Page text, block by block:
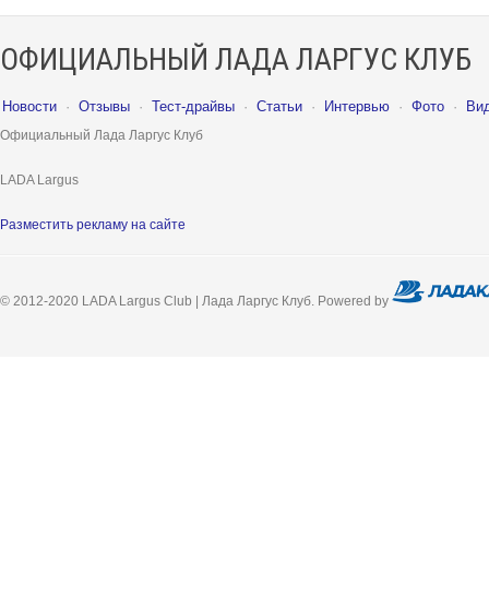
ОФИЦИАЛЬНЫЙ ЛАДА ЛАРГУС КЛУБ
Новости · Отзывы · Тест-драйвы · Статьи · Интервью · Фото ·
Официальный Лада Ларгус Клуб
LADA Largus
Разместить рекламу на сайте
© 2012-2020 LADA Largus Club | Лада Ларгус Клуб. Powered by